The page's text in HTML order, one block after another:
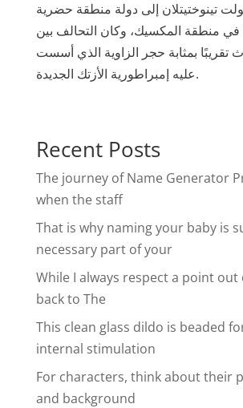
تينوختيتلان إلى دولة منطقة حضرية
في منطقة المكسيك، وكان التحالف بين
تقريبًا بمثابة حجر الزاوية الذي أسست
عليه إمبراطورية الأزتك الجديدة.
Recent Posts
The journey of Name Generator
when the staff
That is why naming your baby is
necessary part of your
While I always respect a point
back to The
This clean glass dildo is beaded
internal stimulation
For characters, think about their
and background